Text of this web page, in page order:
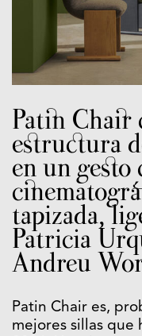
Patin Chair
estructura
en un gesto
tapizada,
Patricia
Andreu
Patin Chair es,
mejores sillas que